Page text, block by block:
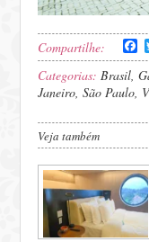
Compartilhe:
Categorias:Brasil,
Janeiro,São Paulo,
Veja também